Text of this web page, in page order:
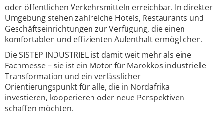
oder öffentlichen Verkehrsmitteln erreichbar. In direkter
Umgebung stehen zahlreiche Hotels, Restaurants und
Geschäftseinrichtungen zur Verfügung, die einen
komfortablen und effizienten Aufenthalt ermöglichen.
Die SISTEP INDUSTRIEL ist damit weit mehr als eine
Fachmesse – sie ist ein Motor für Marokkos industrielle
Transformation und ein verlässlicher
Orientierungspunkt für alle, die in Nordafrika
investieren, kooperieren oder neue Perspektiven
schaffen möchten.